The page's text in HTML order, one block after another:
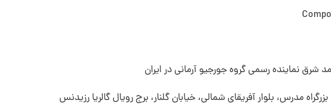
شرق نماینده رسمی گروه جورجیو آرمانی در ایران
مدرس، بلوار آفریقای شمالی، خیابان گلنار، برج رویال گالریا رزیدنس